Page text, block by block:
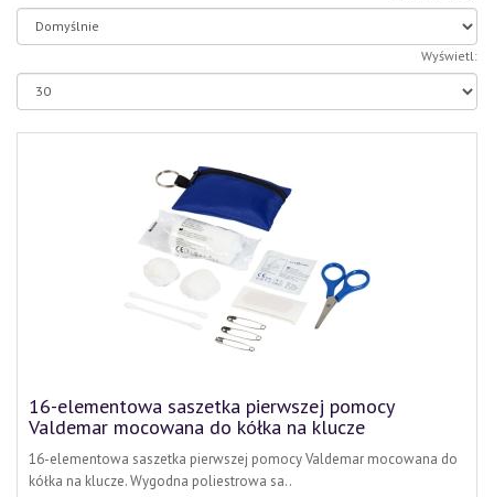
Wyświetl:
16-elementowa saszetka pierwszej pomocy
Valdemar mocowana do kółka na klucze
16-elementowa saszetka pierwszej pomocy Valdemar mocowana do
kółka na klucze. Wygodna poliestrowa sa..